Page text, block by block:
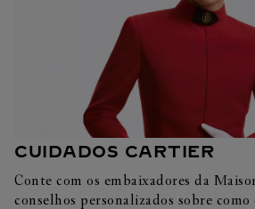
CUIDADOS CARTIER
Conte com os embaixadores da
conselhos personalizados sobre como